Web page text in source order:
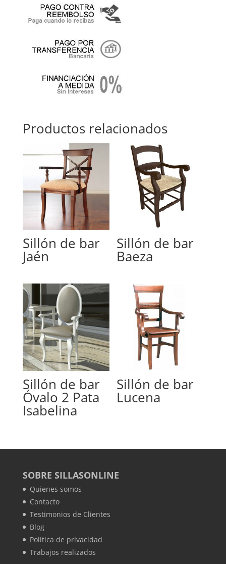
Productos relacionados
Sillón de bar
Jaén
Sillón de bar
Baeza
Sillón de bar
Óvalo 2 Pata
Isabelina
Sillón de bar
Lucena
SOBRE SILLASONLINE
Quienes somos
Contacto
Testimonios de Clientes
Blog
Política de privacidad
Trabajos realizados